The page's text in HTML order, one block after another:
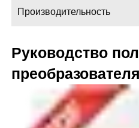
Производительность
Руководство